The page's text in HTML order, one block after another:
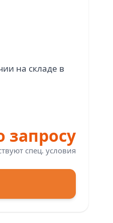
на складе в
запросу
спец. условия